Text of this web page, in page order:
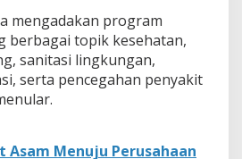
mengadakan program
berbagai topik kesehatan,
sanitasi lingkungan,
serta pencegahan penyakit
Asam Menuju Perusahaan